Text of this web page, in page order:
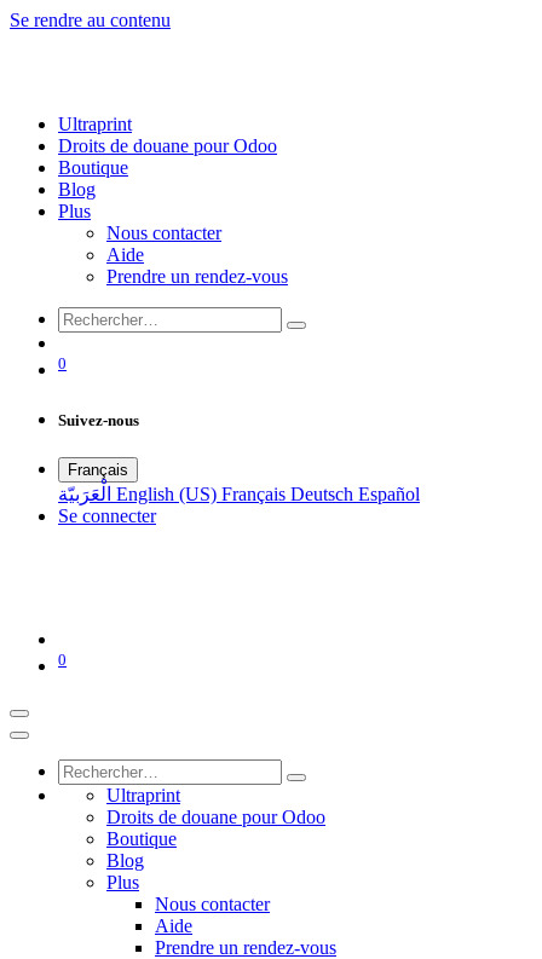
Se rendre au contenu
Ultraprint
Droits de douane pour Odoo
Boutique
Blog
Plus
Nous contacter
Aide
Prendre un rendez-vous
0
Suivez-nous
Français
الْعَرَبيّة English (US) Français Deutsch Español
Se connecter
0
Ultraprint
Droits de douane pour Odoo
Boutique
Blog
Plus
Nous contacter
Aide
Prendre un rendez-vous